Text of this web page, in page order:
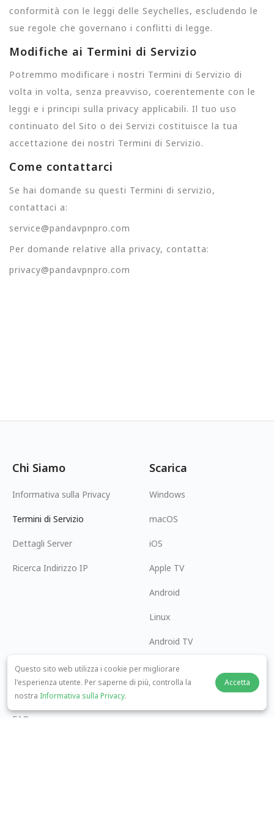
conformità con le leggi delle Seychelles, escludendo le
sue regole che governano i conflitti di legge.
Modifiche ai Termini di Servizio
Potremmo modificare i nostri Termini di Servizio di
volta in volta, senza preavviso, coerentemente con le
leggi e i principi sulla privacy applicabili. Il tuo uso
continuato del Sito o dei Servizi costituisce la tua
accettazione dei nostri Termini di Servizio.
Come contattarci
Se hai domande su questi Termini di servizio,
contattaci a:
service@pandavpnpro.com
Per domande relative alla privacy, contatta:
privacy@pandavpnpro.com
Chi Siamo
Informativa sulla Privacy
Termini di Servizio
Dettagli Server
Ricerca Indirizzo IP
Scarica
Windows
macOS
iOS
Apple TV
Android
Linux
Android TV
Centro Assistenza
panda7x24@gmail.com
FAQ
Cooperazione
Diventa un Affiliato
Questo sito web utilizza i cookie per migliorare
l'esperienza utente. Per saperne di più, controlla la
nostra Informativa sulla Privacy.
Accetta